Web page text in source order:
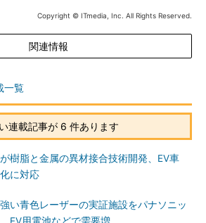
Copyright © ITmedia, Inc. All Rights Reserved.
関連情報
一覧
連載記事が 6 件あります
樹脂と金属の異材接合技術開発、EV車
に対応
い青色レーザーの実証施設をパナソニッ